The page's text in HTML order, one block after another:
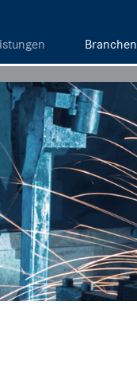
Branchen